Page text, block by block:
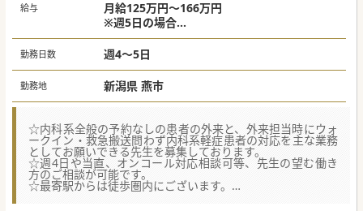
給与
月給125万円～166万円
※週5日の場合
※当直手当有
勤務日数 週4～5日
勤務地 新潟県 燕市
☆内科系全般の予約なしの患者の外来と、外来担当時にウォ
ークイン・救急搬送問わず内科系軽症患者の対応を主な業務
としてお願いできる先生を募集しております。
☆週4日や当直、オンコール対応相談可等、先生の望む働き
方のご相談が可能です。
☆最寄駅からは徒歩圏内にございます。